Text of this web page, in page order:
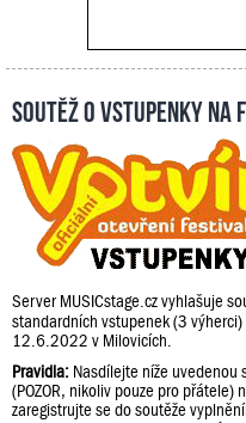
Soutěž o vstupenky
Server MUSICstage.cz vyhlašuje
standardních vstupenek (3
12.6.2022 v Milovicích.
Pravidla: Nasdílejte níže uvedenou
(POZOR, nikoliv pouze pro přátele)
zaregistrujte se do soutěže